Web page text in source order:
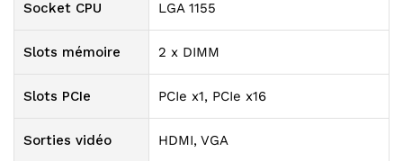
Socket CPU LGA 1155
Slots mémoire 2 x DIMM
Slots PCIe PCIe x1, PCIe x16
Sorties vidéo HDMI, VGA